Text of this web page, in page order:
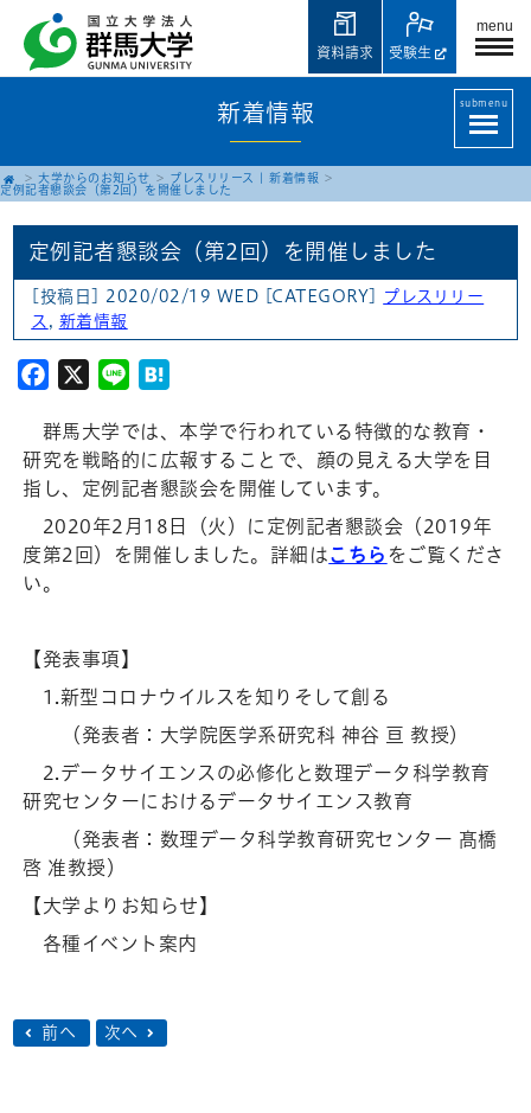
menu
受験生
資料請求
新着情報 submenu
大学からのお知らせ プレスリリース
新着情報
定例記者懇談会（第2回）を開催しました
定例記者懇談会（第2回）を開催しました
[投稿日] 2020/02/19 WED [CATEGORY]
プレスリリー
ス , 新着情報
Facebook
X Line
群馬大学では、本学で行われている特徴的な教育・
研究を戦略的に広報することで、顔の見える大学を目
指し、定例記者懇談会を開催しています。
2020年2月18日（火）に定例記者懇談会（2019年
度第2回）を開催しました。詳細はこちら をご覧くださ
い。
【発表事項】
1.新型コロナウイルスを知りそして創る
（発表者：大学院医学系研究科 神谷 亘 教授）
2.データサイエンスの必修化と数理データ科学教育
研究センターにおけるデータサイエンス教育
（発表者：数理データ科学教育研究センター 髙橋
啓 准教授）
【大学よりお知らせ】
各種イベント案内
前へ 次へ